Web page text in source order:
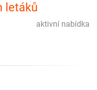
letáků
aktivní nabídka